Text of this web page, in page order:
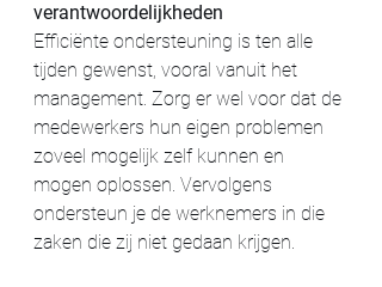
verantwoordelijkheden
Efficiënte ondersteuning is ten alle
tijden gewenst, vooral vanuit het
management. Zorg er wel voor dat de
medewerkers hun eigen problemen
zoveel mogelijk zelf kunnen en
mogen oplossen. Vervolgens
ondersteun je de werknemers in die
zaken die zij niet gedaan krijgen.